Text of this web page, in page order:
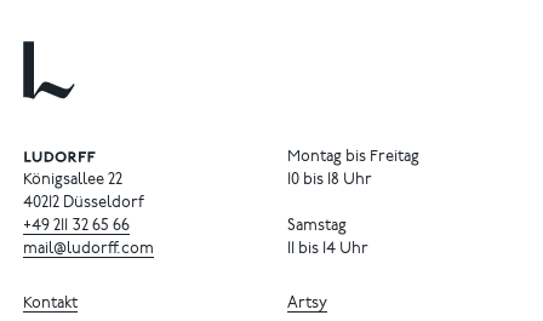
Königsallee 22
40212 Düsseldorf
+49 211 32 65 66
mail@ludorff.com
Montag bis Freitag
10 bis 18 Uhr
Samstag
11 bis 14 Uhr
Artsy
Kontakt